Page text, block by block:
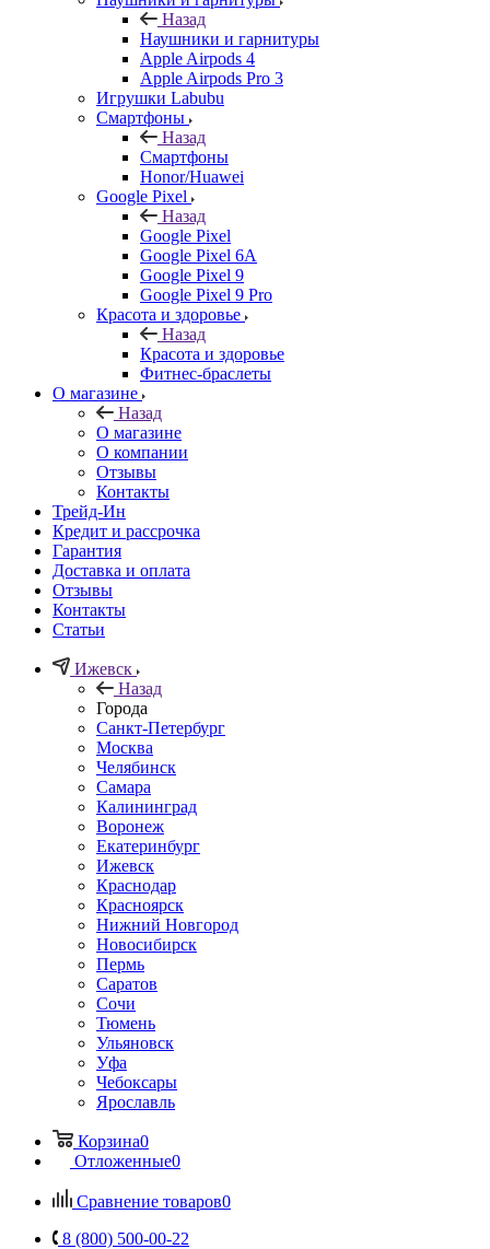
Назад
Наушники и гарнитуры
Apple Airpods 4
Apple Airpods Pro 3
Игрушки Labubu
Смартфоны
Назад
Смартфоны
Honor/Huawei
Google Pixel
Назад
Google Pixel
Google Pixel 6A
Google Pixel 9
Google Pixel 9 Pro
Красота и здоровье
Назад
Красота и здоровье
Фитнес-браслеты
О магазине
Назад
О магазине
О компании
Отзывы
Контакты
Трейд-Ин
Кредит и рассрочка
Гарантия
Доставка и оплата
Отзывы
Контакты
Статьи
Ижевск
Назад
Города
Санкт-Петербург
Москва
Челябинск
Самара
Калининград
Воронеж
Екатеринбург
Ижевск
Краснодар
Красноярск
Нижний Новгород
Новосибирск
Пермь
Саратов
Сочи
Тюмень
Ульяновск
Уфа
Чебоксары
Ярославль
Корзина0
Отложенные0
Сравнение товаров0
8 (800) 500-00-22